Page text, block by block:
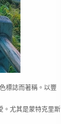
標誌而著稱。以豐
。尤其是蒙特克里斯